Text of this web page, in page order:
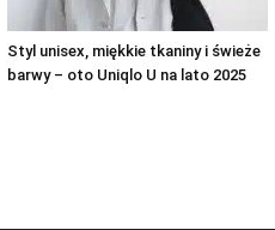
Styl unisex, miękkie tkaniny i świeże
barwy – oto Uniqlo U na lato 2025